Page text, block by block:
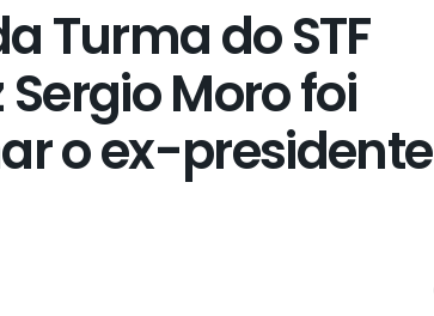
Turma do STF
Moro foi
o ex-presidente